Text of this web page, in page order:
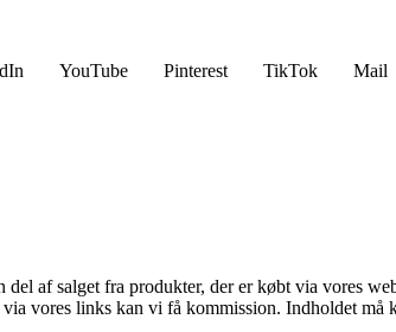
YouTube Pinterest TikTok Mail
af salget fra produkter, der er købt via vores
vores links kan vi få kommission. Indholdet må